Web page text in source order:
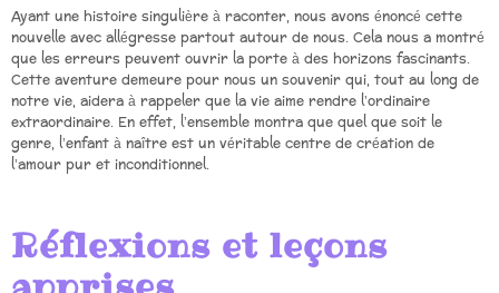
Ayant une histoire singulière à raconter, nous avons énoncé cette
nouvelle avec allégresse partout autour de nous. Cela nous a montré
que les erreurs peuvent ouvrir la porte à des horizons fascinants.
Cette aventure demeure pour nous un souvenir qui, tout au long de
notre vie, aidera à rappeler que la vie aime rendre l’ordinaire
extraordinaire. En effet, l’ensemble montra que quel que soit le
genre, l’enfant à naître est un véritable centre de création de
l’amour pur et inconditionnel.
Réflexions et leçons